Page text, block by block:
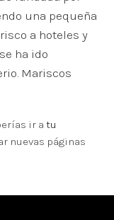
una pequeña
a hoteles y
ha ido
Mariscos
ir a tu
nuevas páginas